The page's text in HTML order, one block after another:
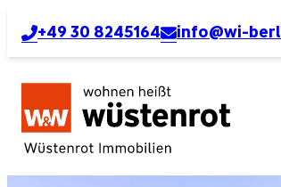
+49 30 8245164 info@wi-